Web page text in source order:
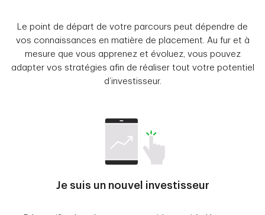
Le point de départ de votre parcours peut dépendre de
vos connaissances en matière de placement. Au fur et à
mesure que vous apprenez et évoluez, vous pouvez
adapter vos stratégies afin de réaliser tout votre potentiel
d’investisseur.
Je suis un nouvel investisseur